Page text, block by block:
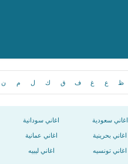
ظ ع غ ف ق ك ل م ن
اغاني سعودية اغاني سودانية
اغاني بحرينية اغاني عمانية
اغاني تونسيه اغاني ليبيه